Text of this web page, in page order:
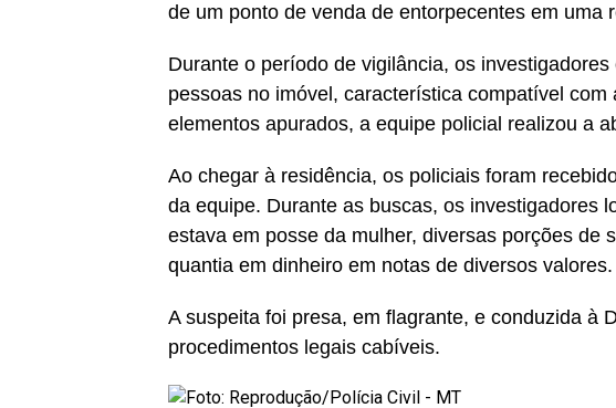
de um ponto de venda de entorpecentes em uma
Durante o período de vigilância, os
pessoas no imóvel, característica compatível
elementos apurados, a equipe policial realizou a
Ao chegar à residência, os policiais foram
da equipe. Durante as buscas, os investigadores
estava em posse da mulher, diversas porções de
quantia em dinheiro em notas de diversos valores.
A suspeita foi presa, em flagrante, e conduzida à
procedimentos legais cabíveis.